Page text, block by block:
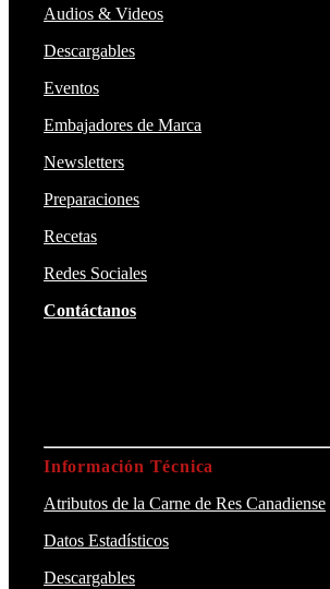
Audios & Videos
Descargables
Eventos
Embajadores de Marca
Newsletters
Preparaciones
Recetas
Redes Sociales
Contáctanos
Información Técnica
Atributos de la Carne de Res Canadiense
Datos Estadísticos
Descargables